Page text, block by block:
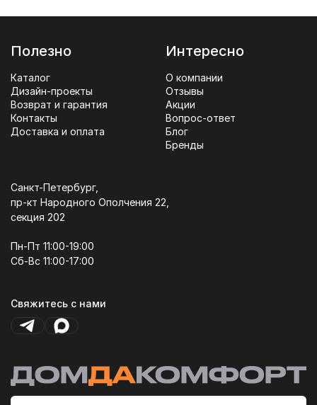
Полезно
Каталог
Дизайн-проекты
Возврат и гарантия
Контакты
Доставка и оплата
Интересно
О компании
Отзывы
Акции
Вопрос-ответ
Блог
Бренды
Санкт-Петербург,
пр-кт Народного Ополчения 22,
секция 202
Пн-Пт 11:00-19:00
Сб-Вс 11:00-17:00
Свяжитесь с нами